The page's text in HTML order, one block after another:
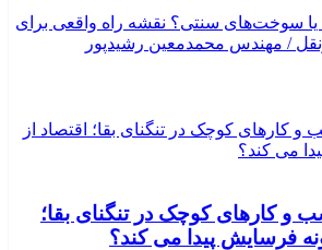
یا سوخت‌های سنتی؟ نقشه راه واقعی برای
/ مهندس محمدمعین رشیدپور
و کارهای کوچک در تنگنای بقا؛
فرسایش پیدا می کند؟